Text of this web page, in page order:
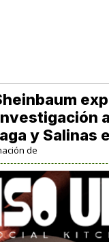
a
y Salinas
de